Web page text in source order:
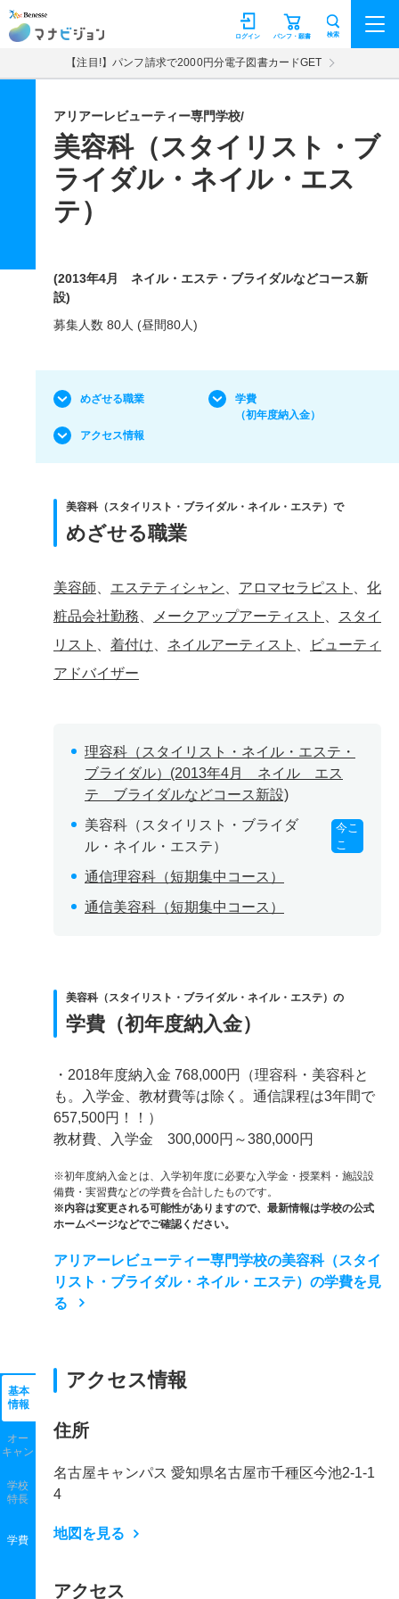
マナビジョン パンフ・願書
ログイン 検索
【注目!】パンフ請求で2000円分電子図書カードGET
アリアーレビューティー専門学校/
美容科（スタイリスト・ブ
ライダル・ネイル・エス
テ）
基本
情報
オー
キャン
学校
特長
学費
(2013年4月 ネイル・エステ・ブライダルなどコース新
設)
募集人数 80人 (昼間80人)
めざせる職業
学費
（初年度納入金）
アクセス情報
美容科（スタイリスト・ブライダル・ネイル・エステ）で
めざせる職業
美容師 エステティシャン アロマセラピスト
化
粧品会社勤務
メークアップアーティスト
スタイ
リスト
着付け ネイルアーティスト
ビューティ
アドバイザー
理容科（スタイリスト・ネイル・エステ・
ブライダル）(2013年4月 ネイル エス
テ ブライダルなどコース新設)
美容科（スタイリスト・ブライダ
ル・ネイル・エステ）
今こ
こ
通信理容科（短期集中コース）
通信美容科（短期集中コース）
美容科（スタイリスト・ブライダル・ネイル・エステ）の
学費（初年度納入金）
・2018年度納入金 768,000円（理容科・美容科と
も。入学金、教材費等は除く。通信課程は3年間で
657,500円！！）
教材費、入学金 300,000円～380,000円
※初年度納入金とは、入学初年度に必要な入学金・授業料・施設設
備費・実習費などの学費を合計したものです。
※内容は変更される可能性がありますので、最新情報は学校の公式
ホームページなどでご確認ください。
アリアーレビューティー専門学校の美容科（スタイ
リスト・ブライダル・ネイル・エステ）の学費を見
る
アクセス情報
住所
名古屋キャンパス 愛知県名古屋市千種区今池2-1-1
4
地図を見る
アクセス